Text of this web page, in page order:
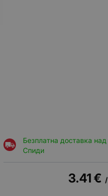
Безплатна доставка над
Спиди
3.41€ /